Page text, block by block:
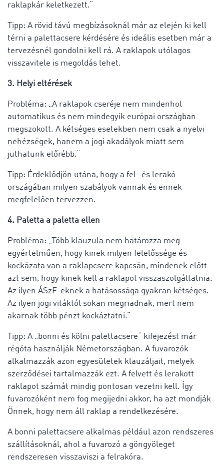
raklapkár keletkezett.“
Tipp: A rövid távú megbízásoknál már az elején ki kell
térni a palettacsere kérdésére és ideális esetben már a
tervezésnél gondolni kell rá. A raklapok utólagos
visszavitele is megoldás lehet.
3. Helyi eltérések
Probléma: „A raklapok cseréje nem mindenhol
automatikus és nem mindegyik európai országban
megszokott. A kétséges esetekben nem csak a nyelvi
nehézségek, hanem a jogi akadályok miatt sem
juthatunk előrébb.“
Tipp: Érdeklődjön utána, hogy a fel- és lerakó
országában milyen szabályok vannak és ennek
megfelelően tervezzen.
4. Paletta a paletta ellen
Probléma: „Több klauzula nem határozza meg
egyértelműen, hogy kinek milyen felelőssége és
kockázata van a raklapcsere kapcsán, mindenek előtt
azt sem, hogy kinek kell a raklapot visszaszolgáltatnia.
Az ilyen ÁSzF-eknek a hatásossága gyakran kétséges.
Az ilyen jogi vitáktól sokan megriadnak, mert nem
akarnak több pénzt kockáztatni.“
Tipp: A „bonni és kölni palettacsere“ kifejezést már
régóta használják Németországban. A fuvarozók
alkalmazzák azon egyesületek klauzáljait, melyek
szerződései tartalmazzák ezt. A felvett és lerakott
raklapot számát mindig pontosan vezetni kell. Így
fuvarozóként nem fog megijedni akkor, ha azt mondják
Önnek, hogy nem áll raklap a rendelkezésére.
A bonni palettacsere alkalmas például azon rendszeres
szállításoknál, ahol a fuvarozó a göngyöleget
rendszeresen visszaviszi a felrakóra.